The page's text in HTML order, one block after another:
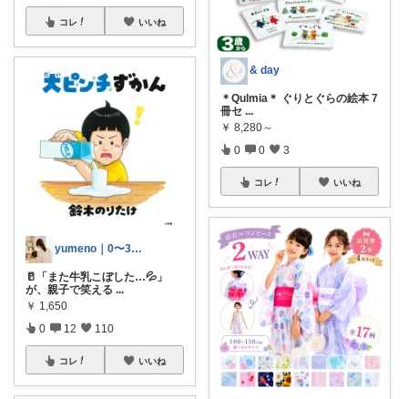
コレ いいね
yumeno｜0〜3歳知育🌱
🥛「また牛乳こぼした…💦」
が、親子で笑える ...
￥ 1,650
0 12 110
コレ いいね
& day
＊Qulmia＊ ぐりとぐらの絵本 7
冊セ ...
￥ 8,280～
0 0 3
コレ いいね